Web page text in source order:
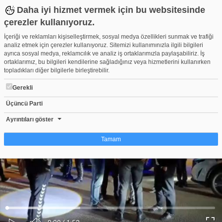
Daha iyi hizmet vermek için bu websitesinde
çerezler kullanıyoruz.
İçeriği ve reklamları kişiselleştirmek, sosyal medya özellikleri sunmak ve trafiği
analiz etmek için çerezler kullanıyoruz. Sitemizi kullanımınızla ilgili bilgileri
ayrıca sosyal medya, reklamcılık ve analiz iş ortaklarımızla paylaşabiliriz. İş
ortaklarımız, bu bilgileri kendilerine sağladığınız veya hizmetlerini kullanırken
topladıkları diğer bilgilerle birleştirebilir.
Gerekli
Üçüncü Parti
Ayrıntıları göster
Tamam
Çerez nedir?
Çerezler, web-sitelerinin, kullanıcıların deneyimlerini daha verimli hale getirmek
amacıyla kullandığı küçük metin dosyalarıdır. Yasalara göre, bu sitenin
işletilmesi için kesinlikle gerekli olan çerezleri cihazınıza yerleştirebiliyoruz.
Diğer çerez türleri için sizden izin almamız gerekiyor. Bu site farklı çerez türleri
kullanmaktadır. Bazı çerezler, sayfalarımızda yer alan üçüncü şahıs hizmetleri
tarafından yerleştirilir. İzniniz şu alanlar için geçerlidir: web.tv
Ses
Yüklendi:
Yükleniyor:
Bursa'da gece yarısı panik anları! Ahşap silah...